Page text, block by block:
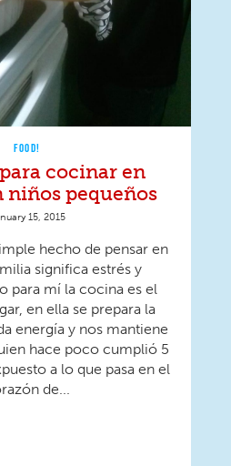
FOOD!
cocinar en
pequeños
15, 2015
hecho de pensar en
significa estrés y
para mí la cocina es el
en ella se prepara la
energía y nos mantiene
hace poco cumplió 5
a lo que pasa en el
de...